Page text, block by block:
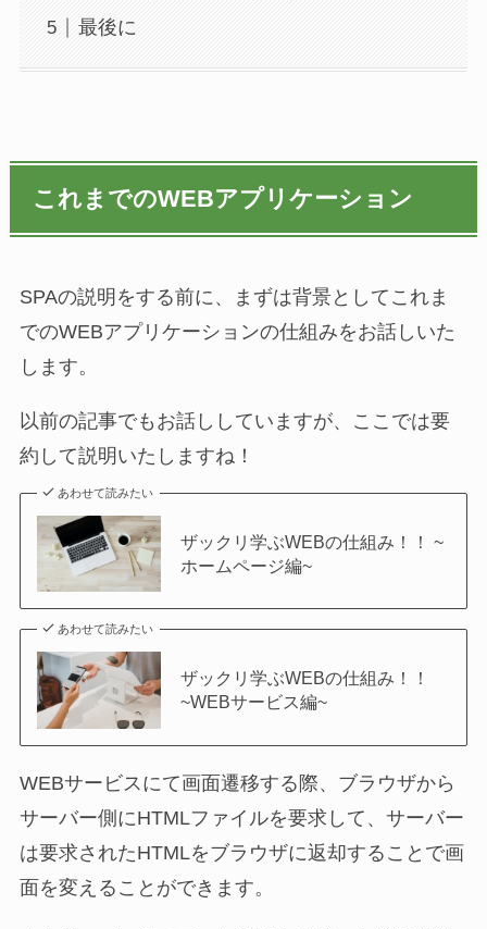
最後に
これまでのWEBアプリケーション
SPAの説明をする前に、まずは背景としてこれま
でのWEBアプリケーションの仕組みをお話しいた
します。
以前の記事でもお話ししていますが、ここでは要
約して説明いたしますね！
あわせて読みたい
ザックリ学ぶWEBの仕組み！！ ~
ホームページ編~
あわせて読みたい
ザックリ学ぶWEBの仕組み！！
~WEBサービス編~
WEBサービスにて画面遷移する際、ブラウザから
サーバー側にHTMLファイルを要求して、サーバー
は要求されたHTMLをブラウザに返却することで画
面を変えることができます。